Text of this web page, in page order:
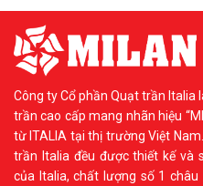
Công ty Cổ phần Quạt trần Italia
trần cao cấp mang nhãn hiệu
từ ITALIA tại thị trường Việt
trần Italia đều được thiết kế và
của Italia, chất lượng số 1